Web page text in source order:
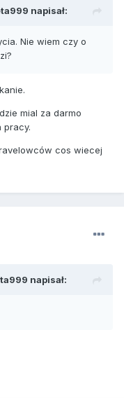
napisał:
Nie wiem czy o
mial za darmo
pracy.
cos wiecej
napisał: